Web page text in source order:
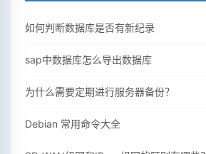
如何判断数据库是否有新纪录
sap中数据库怎么导出数据库
为什么需要定期进行服务器备份？
Debian 常用命令大全